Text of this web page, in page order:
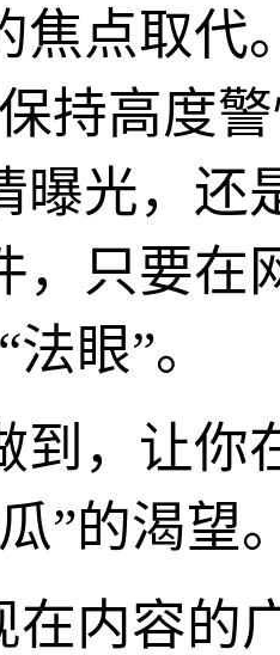
焦点取代
持高度
曝光，还
，只要在
眼”。
到，让你
”的渴望
在内容的